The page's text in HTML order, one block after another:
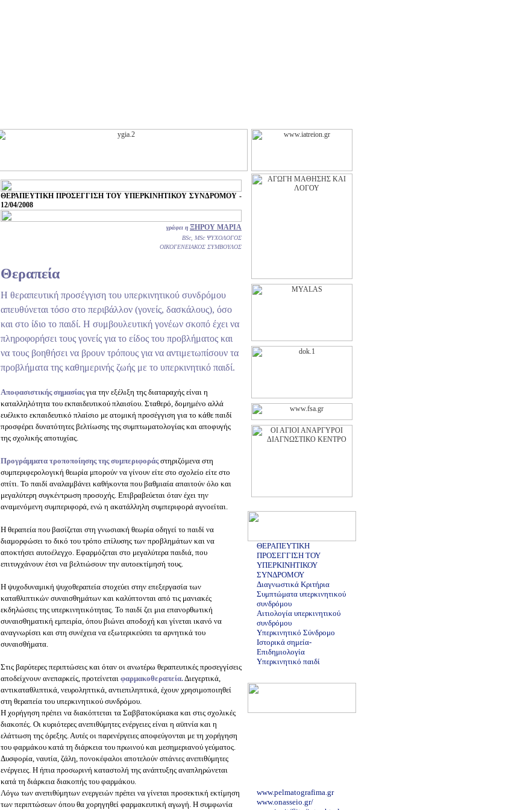
ΘΕΡΑΠΕΥΤΙΚΗ ΠΡΟΣΕΓΓΙΣΗ ΤΟΥ ΥΠΕΡΚΙΝΗΤΙΚΟΥ ΣΥΝΔΡΟΜΟΥ -
12/04/2008
γράφει η ΞΗΡΟΥ ΜΑΡΙΑ
BSc, MSc ΨΥΧΟΛΟΓΟΣ
ΟΙΚΟΓΕΝΕΙΑΚΟΣ ΣΥΜΒΟΥΛΟΣ
Θεραπεία
Η θεραπευτική προσέγγιση του υπερκινητικού συνδρόμου
απευθύνεται τόσο στο περιβάλλον (γονείς, δασκάλους), όσο
και στο ίδιο το παιδί. Η συμβουλευτική γονέων σκοπό έχει να
πληροφορήσει τους γονείς για το είδος του προβλήματος και
να τους βοηθήσει να βρουν τρόπους για να αντιμετωπίσουν τα
προβλήματα της καθημερινής ζωής με το υπερκινητικό παιδί.
Αποφασιστικής σημασίαςγια την εξέλιξη της διαταραχής είναι η
καταλληλότητα του εκπαιδευτικού πλαισίου. Σταθερό, δομημένο αλλά
ευέλικτο εκπαιδευτικό πλαίσιο με ατομική προσέγγιση για το κάθε παιδί
προσφέρει δυνατότητες βελτίωσης της συμπτωματολογίας και αποφυγής
της σχολικής αποτυχίας.
Προγράμματα τροποποίησης της συμπεριφοράςστηριζόμενα στη
συμπεριφερολογική θεωρία μπορούν να γίνουν είτε στο σχολείο είτε στο
σπίτι. Το παιδί αναλαμβάνει καθήκοντα που βαθμιαία απαιτούν όλο και
μεγαλύτερη συγκέντρωση προσοχής. Επιβραβεύεται όταν έχει την
αναμενόμενη συμπεριφορά, ενώ η ακατάλληλη συμπεριφορά αγνοείται.
Η θεραπεία που βασίζεται στη γνωσιακή θεωρία οδηγεί το παιδί να
διαμορφώσει το δικό του τρόπο επίλυσης των προβλημάτων και να
αποκτήσει αυτοέλεγχο. Εφαρμόζεται στο μεγαλύτερα παιδιά, που
επιτυγχάνουν έτσι να βελτιώσουν την αυτοεκτίμησή τους.
Η ψυχοδυναμική ψυχοθεραπεία στοχεύει στην επεξεργασία των
καταθλιπτικών συναισθημάτων και καλύπτονται από τις μανιακές
εκδηλώσεις της υπερκινητικότητας. Το παιδί ζει μια επανορθωτική
συναισθηματική εμπειρία, όπου βιώνει αποδοχή και γίνεται ικανό να
αναγνωρίσει και στη συνέχεια να εξωτερικεύσει τα αρνητικά του
συναισθήματα.
Στις βαρύτερες περιπτώσεις και όταν οι ανωτέρω θεραπευτικές προσεγγίσεις
αποδείχνουν ανεπαρκείς, προτείνεται φαρμακοθεραπεία.Διεγερτικά,
αντικαταθλιπτικά, νευροληπτικά, αντιεπιληπτικά, έχουν χρησιμοποιηθεί
στη θεραπεία του υπερκινητικού συνδρόμου.
Η χορήγηση πρέπει να διακόπτεται τα Σαββατοκύριακα και στις σχολικές
διακοπές. Οι κυριότερες ανεπιθύμητες ενέργειες είναι η αϋπνία και η
ελάττωση της όρεξης. Αυτές οι παρενέργειες αποφεύγονται με τη χορήγηση
του φαρμάκου κατά τη διάρκεια του πρωινού και μεσημεριανού γεύματος.
Δυσφορία, ναυτία, ζάλη, πονοκέφαλοι αποτελούν σπάνιες ανεπιθύμητες
ενέργειες. Η ήπια προσωρινή καταστολή της ανάπτυξης αναπληρώνεται
κατά τη διάρκεια διακοπής του φαρμάκου.
Λόγω των ανεπιθύμητων ενεργειών πρέπει να γίνεται προσεκτική εκτίμηση
των περιπτώσεων όπου θα χορηγηθεί φαρμακευτική αγωγή. Η συμφωνία
ΘΕΡΑΠΕΥΤΙΚΗ
ΠΡΟΣΕΓΓΙΣΗ ΤΟΥ
ΥΠΕΡΚΙΝΗΤΙΚΟΥ
ΣΥΝΔΡΟΜΟΥ
Διαγνωστικά Κριτήρια
Συμπτώματα υπερκινητικού
συνδρόμου
Αιτιολογία υπερκινητικού
συνδρόμου
Υπερκινητικό Σύνδρομο
Ιστορικά σημεία-
Επιδημιολογία
Υπερκινητικό παιδί
www.pelmatografima.gr
www.onasseio.gr/
www.ior.it/Sito/intro.html